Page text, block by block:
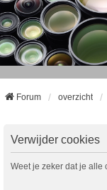
Forum overzicht
Verwijder cookies
Weet je zeker dat je alle